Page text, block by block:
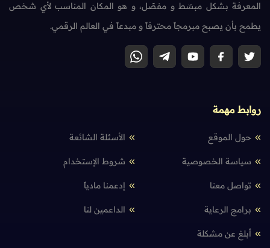
المعرفة بشكل مبسّط و مفصّل، و هو المكان المناسب لأي شخص
يطمح بأن يصبح مبرمجاً محترفاً و مبدعاً في العالم الرقمي.
روابط مهمة
حول الموقع الأسئلة الشائعة
سياسة الخصوصية شروط الإستخدام
تواصل معنا إدعمنا مادياً
برامج الرعاية الداعمين لنا
أبلغ عن مشكلة